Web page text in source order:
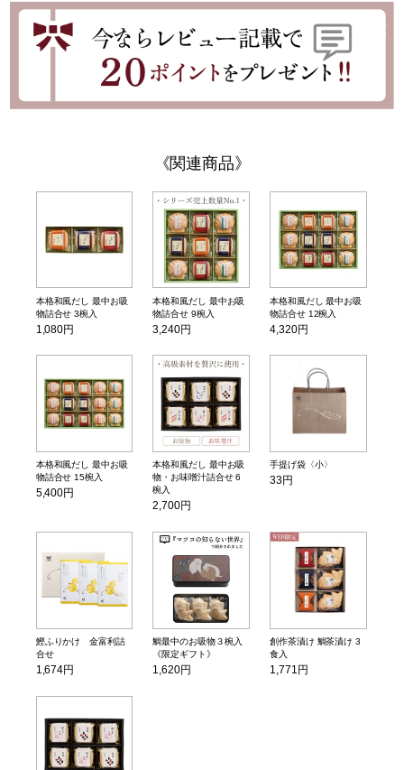
関連商品
本格和風だし 最中お吸
物詰合せ 3椀入
1,080円
本格和風だし 最中お吸
物詰合せ 9椀入
3,240円
本格和風だし 最中お吸
物詰合せ 12椀入
4,320円
本格和風だし 最中お吸
物詰合せ 15椀入
5,400円
本格和風だし 最中お吸
物・お味噌汁詰合せ 6
椀入
2,700円
手提げ袋〈小〉
33円
鰹ふりかけ 金富利詰
合せ
1,674円
鯛最中のお吸物３椀入
《限定ギフト》
1,620円
創作茶漬け 鯛茶漬け 3
食入
1,771円